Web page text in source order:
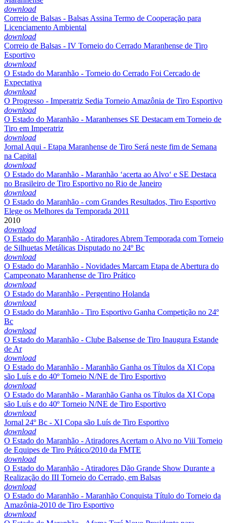
download
Correio de Balsas - Balsas Assina Termo de Cooperação para
Licenciamento Ambiental
download
Correio de Balsas - IV Torneio do Cerrado Maranhense de Tiro
Esportivo
download
O Estado do Maranhão - Torneio do Cerrado Foi Cercado de
Expectativa
download
O Progresso - Imperatriz Sedia Torneio Amazônia de Tiro Esportivo
download
O Estado do Maranhão - Maranhenses SE Destacam em Torneio de
Tiro em Imperatriz
download
Jornal Aqui - Etapa Maranhense de Tiro Será neste fim de Semana
na Capital
download
O Estado do Maranhão - Maranhão ‘acerta ao Alvo‘ e SE Destaca
no Brasileiro de Tiro Esportivo no Rio de Janeiro
download
O Estado do Maranhão - com Grandes Resultados, Tiro Esportivo
Elege os Melhores da Temporada 2011
2010
download
O Estado do Maranhão - Atiradores Abrem Temporada com Torneio
de Silhuetas Metálicas Disputado no 24º Bc
download
O Estado do Maranhão - Novidades Marcam Etapa de Abertura do
Campeonato Maranhense de Tiro Prático
download
O Estado do Maranhão - Pergentino Holanda
download
O Estado do Maranhão - Tiro Esportivo Ganha Competição no 24º
Bc
download
O Estado do Maranhão - Clube Balsense de Tiro Inaugura Estande
de Ar
download
O Estado do Maranhão - Maranhão Ganha os Títulos da XI Copa
são Luís e do 40º Torneio N/NE de Tiro Esportivo
download
O Estado do Maranhão - Maranhão Ganha os Títulos da XI Copa
são Luís e do 40º Torneio N/NE de Tiro Esportivo
download
Jornal 24º Bc - XI Copa são Luís de Tiro Esportivo
download
O Estado do Maranhão - Atiradores Acertam o Alvo no Viii Torneio
de Equipes de Tiro Prático/2010 da FMTE
download
O Estado do Maranhão - Atiradores Dão Grande Show Durante a
Realização do III Torneio do Cerrado, em Balsas
download
O Estado do Maranhão - Maranhão Conquista Título do Torneio da
Amazônia-2010 de Tiro Esportivo
download